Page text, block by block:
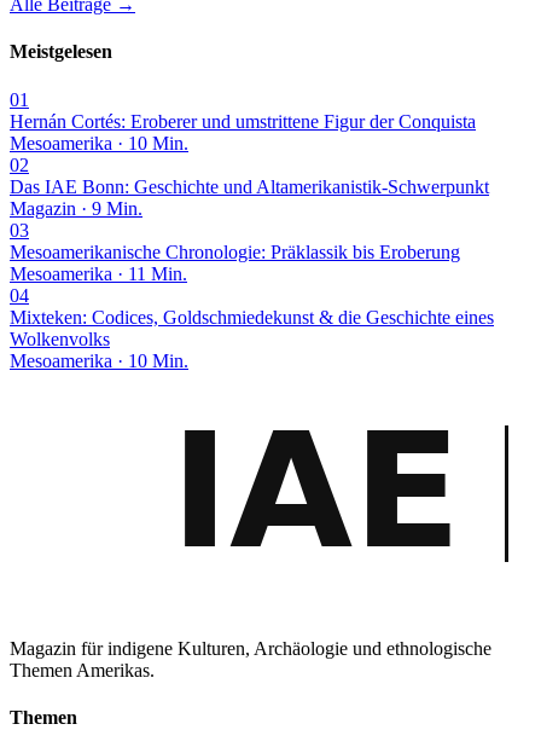
Alle Beiträge →
Meistgelesen
01
Hernán Cortés: Eroberer und umstrittene Figur der Conquista
Mesoamerika · 10 Min.
02
Das IAE Bonn: Geschichte und Altamerikanistik-Schwerpunkt
Magazin · 9 Min.
03
Mesoamerikanische Chronologie: Präklassik bis Eroberung
Mesoamerika · 11 Min.
04
Mixteken: Codices, Goldschmiedekunst & die Geschichte eines
Wolkenvolks
Mesoamerika · 10 Min.
Magazin für indigene Kulturen, Archäologie und ethnologische
Themen Amerikas.
Themen